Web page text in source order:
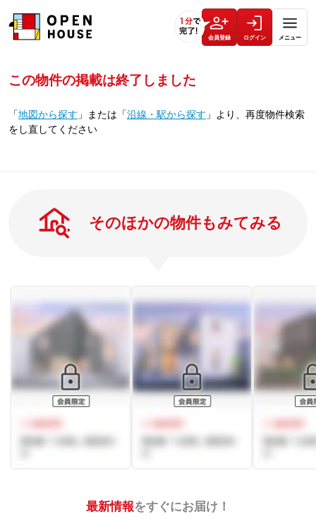
会員登録 ログイン メニュー
この物件の掲載は終了しました
「地図から探す 」 または 「沿線・駅から探す 」 より、再度物件検索
をし直してください
そのほかの物件もみてみる
最新情報をすぐにお届け！